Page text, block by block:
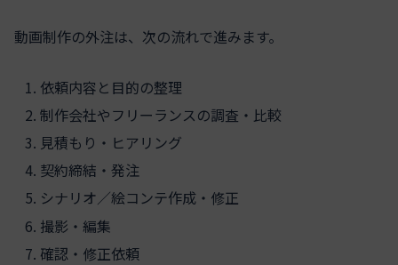
動画制作の外注は、次の流れで進みます。
依頼内容と目的の整理
制作会社やフリーランスの調査・比較
見積もり・ヒアリング
契約締結・発注
シナリオ／絵コンテ作成・修正
撮影・編集
確認・修正依頼